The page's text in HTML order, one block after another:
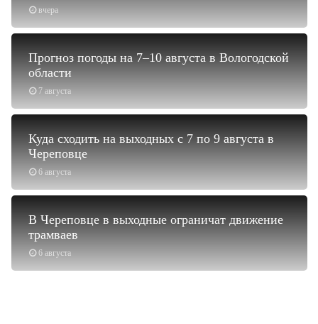
вчера
7 августа
Прогноз погоды на 7–10 августа в Вологодской
области
6 августа
Куда сходить на выходных с 7 по 9 августа в
Череповце
6 августа
В Череповце в выходные ограничат движение
трамваев